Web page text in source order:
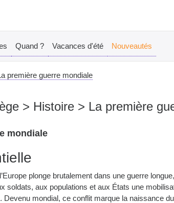
Quand ? Vacances d'été Nouveautés
première guerre mondiale
> Histoire > La première
mondiale
plonge brutalement dans une guerre longue,
soldats, aux populations et aux États une
Devenu mondial, ce conflit marque la naissance